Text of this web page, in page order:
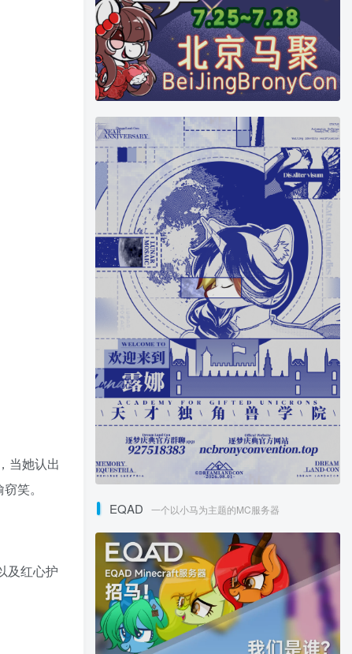
当她认出
笑。
及红心护
EQAD 一个以小马为主题的MC服务器